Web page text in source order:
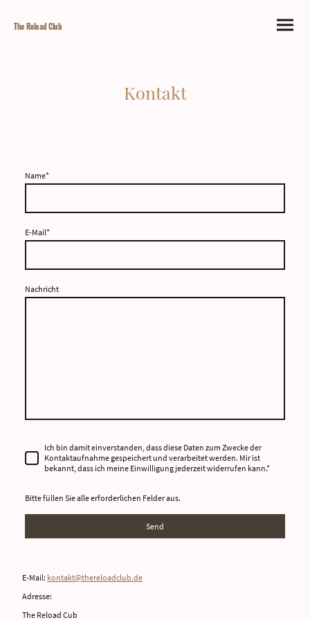
The Reload Club
Kontakt
Name*
E-Mail*
Nachricht
Ich bin damit einverstanden, dass diese Daten zum Zwecke der
Kontaktaufnahme gespeichert und verarbeitet werden. Mir ist
bekannt, dass ich meine Einwilligung jederzeit widerrufen kann.*
Bitte füllen Sie alle erforderlichen Felder aus.
Send
E-Mail: kontakt@thereloadclub.de
Adresse:
The Reload Cub